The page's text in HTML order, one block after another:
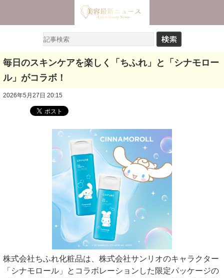
毎日のスキンケアを楽しく「ちふれ」と「シナモロー
ル」がコラボ！
2026年5月27日 20:15
株式会社ちふれ化粧品は、株式会社サンリオのキャラクター
「シナモロール」とコラボレーションした限定パッケージの